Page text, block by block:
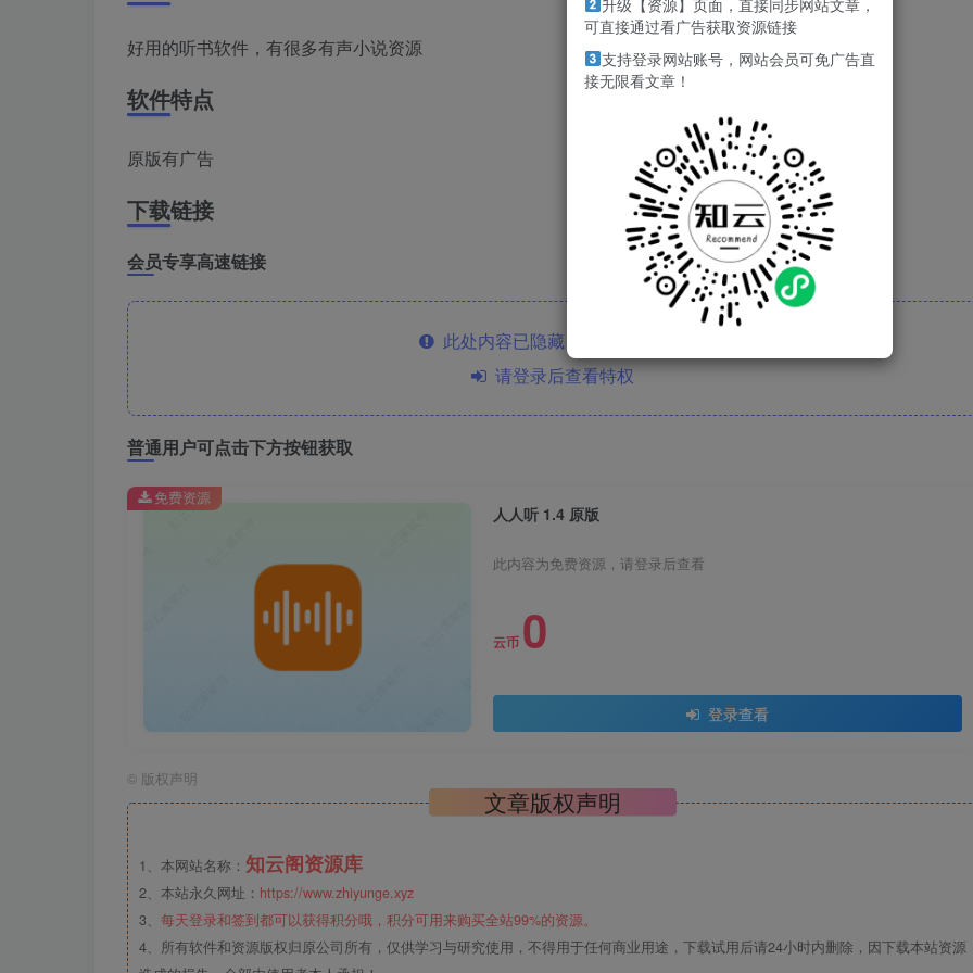
好用的听书软件，有很多有声小说资源
软件特点
原版有广告
下载链接
会员专享高速链接
此处内容已隐藏，软件会员可见
请登录后查看特权
普通用户可点击下方按钮获取
人人听 1.4 原版
此内容为免费资源，请登录后查看
云币 0
登录查看
免费资源
© 版权声明
文章版权声明
1、本网站名称： 知云阁资源库
2、本站永久网址： https://www.zhiyunge.xyz
3、 每天登录和签到都可以获得积分哦，积分可用来购买全站99%的资源。
4、所有软件和资源版权归原公司所有，仅供学习与研究使用，不得用于任何商业用途，下载试用后请24小时内删除，因下载本站资源
升级【资源】页面，直接同步网站文章，
可直接通过看广告获取资源链接
支持登录网站账号，网站会员可免广告直
接无限看文章！